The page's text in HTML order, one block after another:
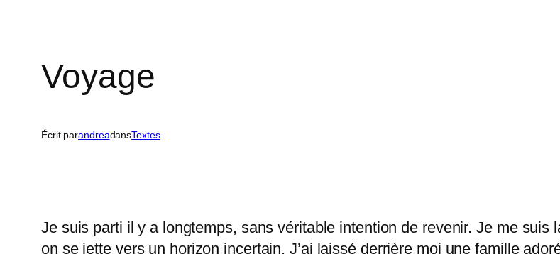
Voyage
Écrit parandreadansTextes
Je suis parti il y a longtemps, sans véritable intention de revenir. Je me suis
on se jette vers un horizon incertain. J’ai laissé derrière moi une famille